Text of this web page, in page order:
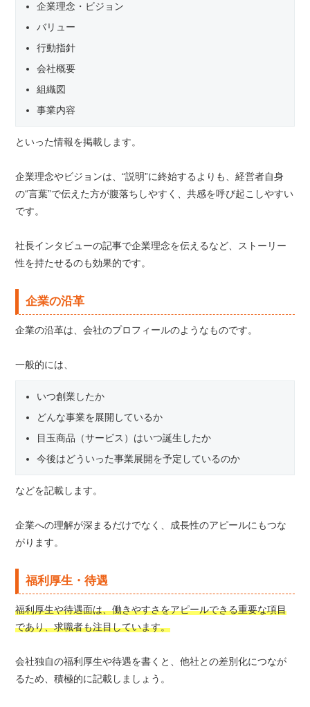
企業理念・ビジョン
バリュー
行動指針
会社概要
組織図
事業内容
といった情報を掲載します。
企業理念やビジョンは、“説明”に終始するよりも、経営者自身
の“言葉”で伝えた方が腹落ちしやすく、共感を呼び起こしやすい
です。
社長インタビューの記事で企業理念を伝えるなど、ストーリー
性を持たせるのも効果的です。
企業の沿革
企業の沿革は、会社のプロフィールのようなものです。
一般的には、
いつ創業したか
どんな事業を展開しているか
目玉商品（サービス）はいつ誕生したか
今後はどういった事業展開を予定しているのか
などを記載します。
企業への理解が深まるだけでなく、成長性のアピールにもつな
がります。
福利厚生・待遇
福利厚生や待遇面は、働きやすさをアピールできる重要な項目
であり、求職者も注目しています。
会社独自の福利厚生や待遇を書くと、他社との差別化につなが
るため、積極的に記載しましょう。